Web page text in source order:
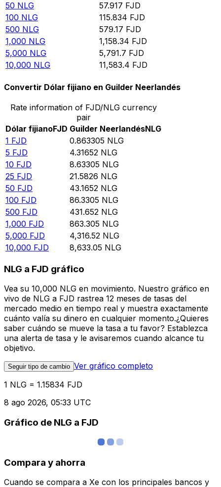
50 NLG 57.917 FJD
100 NLG 115.834 FJD
500 NLG 579.17 FJD
1,000 NLG 1,158.34 FJD
5,000 NLG 5,791.7 FJD
10,000 NLG 11,583.4 FJD
Convertir Dólar fijiano en Guilder Neerlandés
Rate information of FJD/NLG currency
pair
Dólar fijianoFJD Guilder NeerlandésNLG
1 FJD 0.863305 NLG
5 FJD 4.31652 NLG
10 FJD 8.63305 NLG
25 FJD 21.5826 NLG
50 FJD 43.1652 NLG
100 FJD 86.3305 NLG
500 FJD 431.652 NLG
1,000 FJD 863.305 NLG
5,000 FJD 4,316.52 NLG
10,000 FJD 8,633.05 NLG
NLG a FJD gráfico
Vea su 10,000 NLG en movimiento. Nuestro gráfico en
vivo de NLG a FJD rastrea 12 meses de tasas del
mercado medio en tiempo real y muestra exactamente
cuánto valía su dinero en cualquier momento.¿Quieres
saber cuándo se mueve la tasa a tu favor? Establezca
una alerta de tasa y le avisaremos cuando alcance tu
objetivo.
Seguir tipo de cambio Ver gráfico completo
1 NLG = 1.15834 FJD
8 ago 2026, 05:33 UTC
Gráfico de NLG a FJD
Compara y ahorra
Cuando se compara a Xe con los principales bancos y